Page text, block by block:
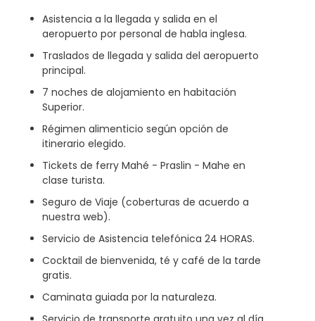
Asistencia a la llegada y salida en el
aeropuerto por personal de habla inglesa.
Traslados de llegada y salida del aeropuerto
principal.
7 noches de alojamiento en habitación
Superior.
Régimen alimenticio según opción de
itinerario elegido.
Tickets de ferry Mahé - Praslin - Mahe en
clase turista.
Seguro de Viaje (coberturas de acuerdo a
nuestra web).
Servicio de Asistencia telefónica 24 HORAS.
Cocktail de bienvenida, té y café de la tarde
gratis.
Caminata guiada por la naturaleza.